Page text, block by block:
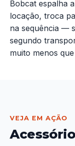
Bobcat espalha
locação, troca
na sequência —
segundo
muito menos
VEJA EM AÇÃO